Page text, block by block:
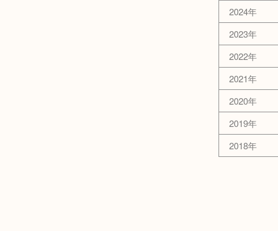
2024年
2023年
2022年
2021年
2020年
2019年
2018年